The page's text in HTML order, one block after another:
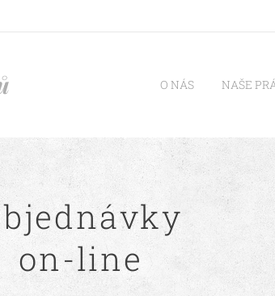
O NÁS NAŠE
on-line